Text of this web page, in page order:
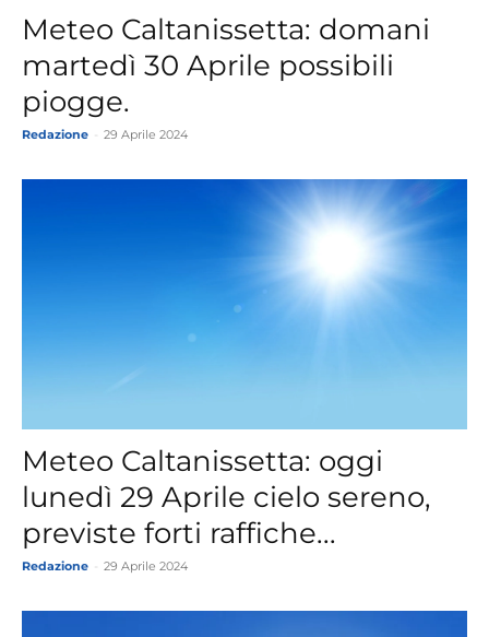
Meteo Caltanissetta: domani
martedì 30 Aprile possibili
piogge.
Redazione 29 Aprile 2024
Meteo Caltanissetta: oggi
lunedì 29 Aprile cielo sereno,
previste forti raffiche...
Redazione 29 Aprile 2024